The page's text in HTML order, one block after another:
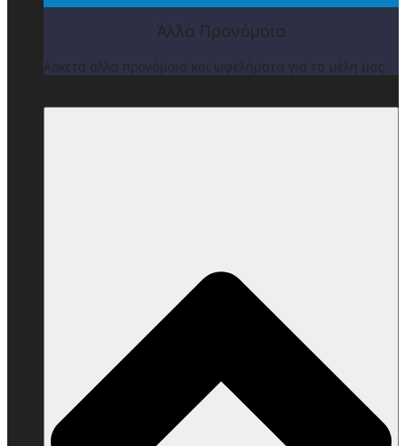
Άλλα Προνόμοια
Αρκετά άλλα προνόμοια και ωφελήματα για τα μέλη μας